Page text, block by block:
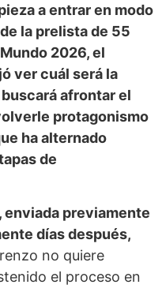
a entrar en modo
la prelista de 55
2026, el
ver cuál será la
afrontar el
protagonismo
ha alternado
de
enviada previamente
días después,
no quiere
el proceso en